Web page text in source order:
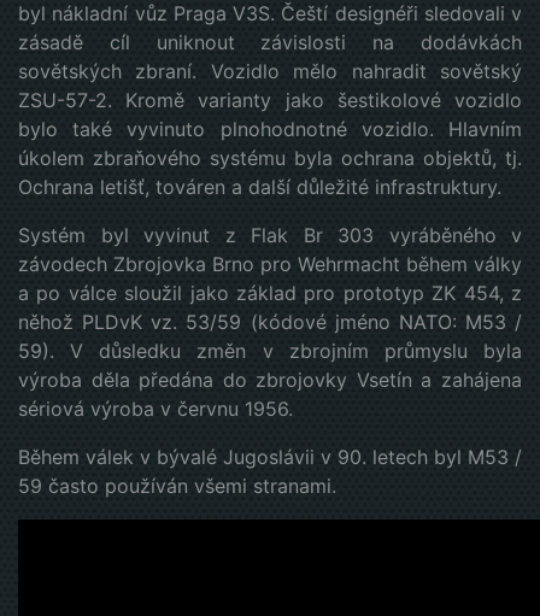
byl nákladní vůz Praga V3S. Čeští designéři sledovali v
zásadě cíl uniknout závislosti na dodávkách
sovětských zbraní. Vozidlo mělo nahradit sovětský
ZSU-57-2. Kromě varianty jako šestikolové vozidlo
bylo také vyvinuto plnohodnotné vozidlo. Hlavním
úkolem zbraňového systému byla ochrana objektů, tj.
Ochrana letišť, továren a další důležité infrastruktury.
Systém byl vyvinut z Flak Br 303 vyráběného v
závodech Zbrojovka Brno pro Wehrmacht během války
a po válce sloužil jako základ pro prototyp ZK 454, z
něhož PLDvK vz. 53/59 (kódové jméno NATO: M53 /
59). V důsledku změn v zbrojním průmyslu byla
výroba děla předána do zbrojovky Vsetín a zahájena
sériová výroba v červnu 1956.
Během válek v bývalé Jugoslávii v 90. letech byl M53 /
59 často používán všemi stranami.